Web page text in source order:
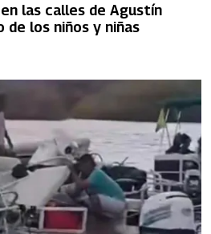
las calles de Agustín
de los niños y niñas